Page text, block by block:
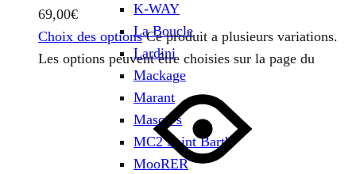
K-WAY
La Boucle
Lardini
Mackage
Marant
Mason’s
MC2 Saint Barth
MooRER
69,00€
Choix des options Ce produit a plusieurs variations.
Les options peuvent être choisies sur la page du